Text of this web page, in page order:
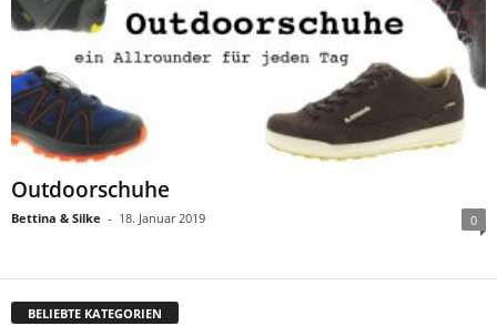
Outdoorschuhe
Bettina & Silke - 18. Januar 2019 0
BELIEBTE KATEGORIEN